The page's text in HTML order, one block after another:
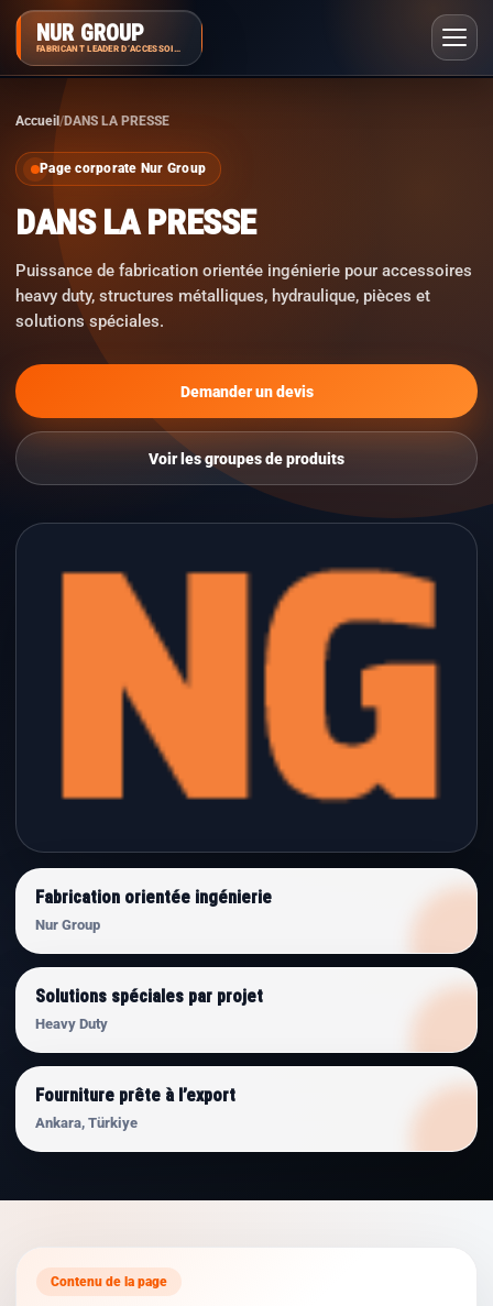
NUR GROUP
FABRICANT LEADER D’ACCESSOIRES
Accueil DANS LA PRESSE
Page corporate Nur Group
DANS LA PRESSE
Puissance de fabrication orientée ingénierie pour accessoires
heavy duty, structures métalliques, hydraulique, pièces et
solutions spéciales.
Demander un devis
Voir les groupes de produits
Fabrication orientée ingénierie
Nur Group
Solutions spéciales par projet
Heavy Duty
Fourniture prête à l’export
Ankara, Türkiye
Contenu de la page